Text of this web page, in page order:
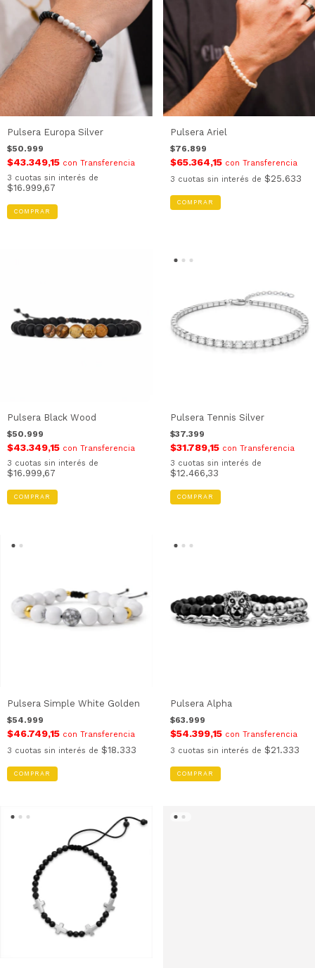
Pulsera Europa Silver
$50.999
$43.349,15 con Transferencia
3 cuotas sin interés de
$16.999,67
Pulsera Ariel
$76.899
$65.364,15 con Transferencia
3 cuotas sin interés de $25.633
COMPRAR
Pulsera Black Wood
$50.999
$43.349,15 con Transferencia
3 cuotas sin interés de
$16.999,67
Pulsera Tennis Silver
$37.399
$31.789,15 con Transferencia
3 cuotas sin interés de
$12.466,33
COMPRAR
Pulsera Simple White Golden
$54.999
$46.749,15 con Transferencia
3 cuotas sin interés de $18.333
COMPRAR
Pulsera Alpha
$63.999
$54.399,15 con Transferencia
3 cuotas sin interés de $21.333
COMPRAR